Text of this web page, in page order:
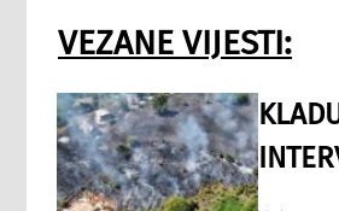
VEZANE VIJESTI: